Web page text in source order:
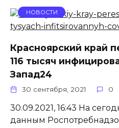
НОВОСТИ
Красноярский край
116 тысяч
Запад24
30 сентября, 2021 0
30.09.2021, 16:43 На
данным